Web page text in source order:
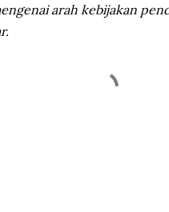
arah kebijakan